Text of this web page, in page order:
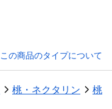
この商品のタイプについて
桃・ネクタリン 桃